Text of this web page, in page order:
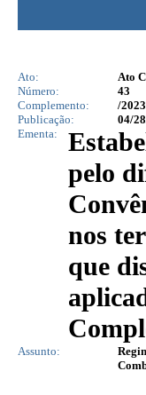
Ato:
Ato
Número:
43
Complemento:
/2023
Publicação:
04/
Ementa:
pelo
nos
que
Assunto: